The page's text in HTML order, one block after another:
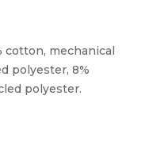
cotton, mechanical
polyester, 8%
polyester.